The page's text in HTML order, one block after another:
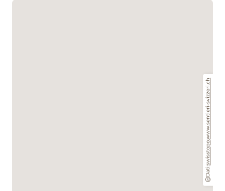
Dati:
swisstopo
www.sentieri-svizzeri.ch